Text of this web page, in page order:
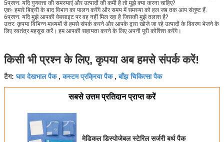
उत्तर: कृपया विभिन्न माध्यमों से हमसे संपर्क करने और आपके द्वारा खोजे जा रहे उत्पादों के विवरण भेजने के
लिए स्वतंत्र महसूस करें। हम आपकी सहायता करने के लिए अपनी पूरी कोशिश करेंगे।
किसी भी प्रश्न के लिए, कृपया अब हमसे संपर्क करें!
टैग:घाव देखभाल पैक, कस्टम प्रक्रिया पैक, बाँझ चिकित्सा पैक
सबसे उत्तम प्रतिदान प्राप्त करें